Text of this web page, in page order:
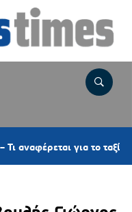
για το ταξίδι-αστραπή